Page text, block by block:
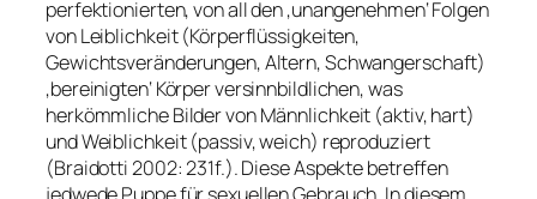
perfektionierten, von all den ‚unangenehmen‘ Folgen
von Leiblichkeit (Körperflüssigkeiten,
Gewichtsveränderungen, Altern, Schwangerschaft)
‚bereinigten‘ Körper versinnbildlichen, was
herkömmliche Bilder von Männlichkeit (aktiv, hart)
und Weiblichkeit (passiv, weich) reproduziert
(Braidotti 2002: 231f.). Diese Aspekte betreffen